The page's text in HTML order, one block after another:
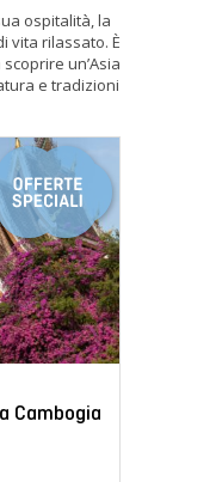
ospitalità, la
vita rilassato. È
un’Asia
e tradizioni
Cambogia